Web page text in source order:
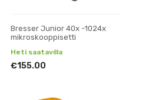
Bresser Junior 40x -1024x
mikroskooppisetti
Heti saatavilla
€155.00